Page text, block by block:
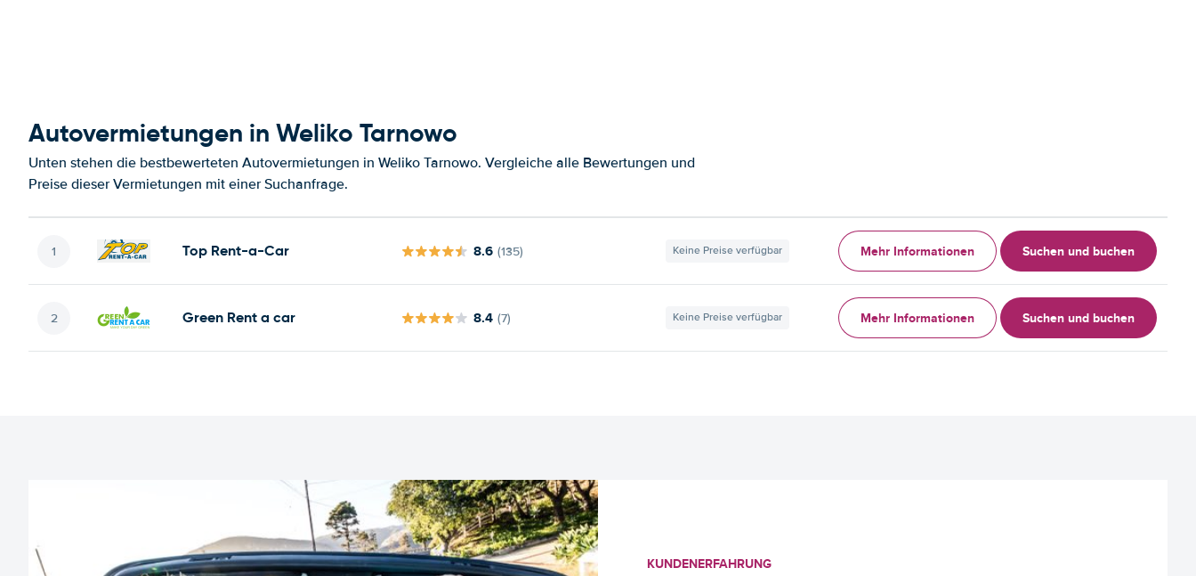
Autovermietungen in Weliko Tarnowo
Unten stehen die bestbewerteten Autovermietungen in Weliko Tarnowo. Vergleiche alle Bewertungen und
Preise dieser Vermietungen mit einer Suchanfrage.
Top Rent-a-Car 8.6 (135) Keine Preise verfügbar Mehr Informationen Suchen und buchen
Green Rent a car 8.4 (7) Keine Preise verfügbar Mehr Informationen Suchen und buchen
KUNDENERFAHRUNG